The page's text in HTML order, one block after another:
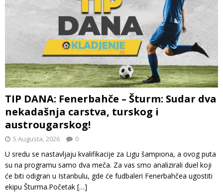
TIP DANA: Fenerbahče – Šturm: Sudar dva
nekadašnja carstva, turskog i
austrougarskog!
5 Augusta, 2026 0
U sredu se nastavljaju kvalifikacije za Ligu šampiona, a ovog puta
su na programu samo dva meča. Za vas smo analizirali duel koji
će biti odigran u Istanbulu, gde će fudbaleri Fenerbahčea ugostiti
ekipu Šturma.Početak […]